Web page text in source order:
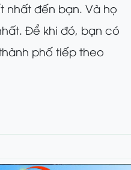
nhất đến bạn. Và họ
Để khi đó, bạn có
phố tiếp theo